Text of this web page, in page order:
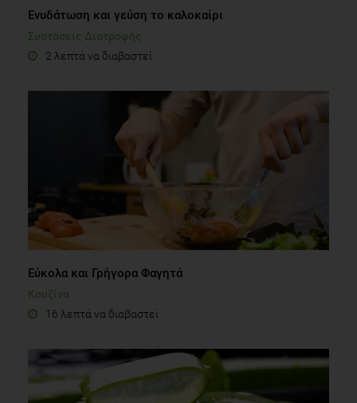
Ενυδάτωση και γεύση το καλοκαίρι
Συστάσεις Διατροφής
2 λεπτά να διαβαστεί
Εύκολα και Γρήγορα Φαγητά
Κουζίνα
16 λεπτά να διαβαστεί